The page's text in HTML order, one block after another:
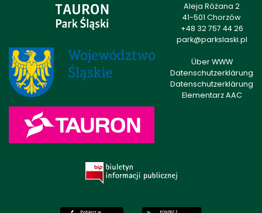
Aleja Różana 2
41-501 Chorzów
+48 32 757 44 26
park@parkslaski.pl
Über WWW
Datenschutzerklärung
Datenschutzerklärung
Elementarz AAC